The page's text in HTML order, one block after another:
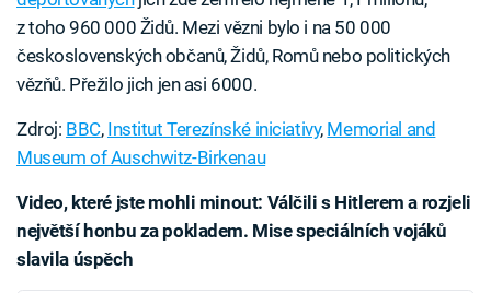
z toho 960 000 Židů. Mezi vězni bylo i na 50 000
československých občanů, Židů, Romů nebo politických
vězňů. Přežilo jich jen asi 6000.
Zdroj: BBC, Institut Terezínské iniciativy, Memorial and
Museum of Auschwitz-Birkenau
Video, které jste mohli minout: Válčili s Hitlerem a rozjeli
největší honbu za pokladem. Mise speciálních vojáků
slavila úspěch